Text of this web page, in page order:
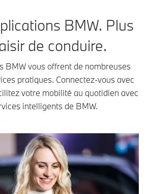
BMW. Plus
de conduire.
BMW vous offrent de nombreuses
pratiques. Connectez-vous avec
votre mobilité au quotidien avec
intelligents de BMW.